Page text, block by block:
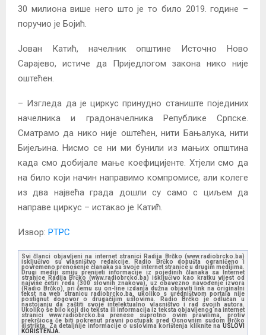
30 милиона више него што је то било 2019. године –
поручио је Бојић.
Јован Катић, начелник општине Источно Ново
Сарајево, истиче да Приједлогом закона нико није
оштећен.
– Изгледа да је циркус принудно станиште појединих
начелника и градоначелника Републике Српске.
Сматрамо да нико није оштећен, нити Бањалука, нити
Бијељина. Нисмо се ни ми бунили из мањих општина
када смо добијале мање коефицијенте. Хтјели смо да
на било који начин направимо компромисе, али колеге
из два највећа града дошли су само с циљем да
направе циркус – истакао је Катић.
Извор: РТРС
Svi članci objavljeni na internet stranici Radija Brčko (www.radiobrcko.ba)
isključivo su vlasništvo redakcije. Radio Brčko dopušta ograničeno i
povremeno prenošenje članaka sa svoje internet stranice u drugim medijima.
Drugi mediji smiju prenijeti informacije iz pojedinih članaka sa Internet
stranice Radija Brčko (www.radiobrcko.ba) isključivo kao kratku vijest od
najviše četiri reda (300 slovnih znakova), uz obavezno navođenje izvora
(Radio Brčko), pri čemu su on-line izdanja dužna objaviti link na originalni
tekst na web stranicu radiobrcko.ba, ukoliko s uredništvom portala nije
postignut dogovor o drugačijim uslovima. Radio Brčko je odlučan u
nastojanju da zaštiti svoje intelektualno vlasništvo i rad svojih autora.
Ukoliko se bilo koji dio teksta ili informacija iz teksta objavljenog na internet
stranici www.radiobrcko.ba prenese suprotno ovim pravilima, protiv
prekršioca će biti pokrenut pravni postupak pred Osnovnim sudom Brčko
distrikta. Za detaljnije informacije o uslovima korištenja kliknite na USLOVI
KORIŠTENJA.